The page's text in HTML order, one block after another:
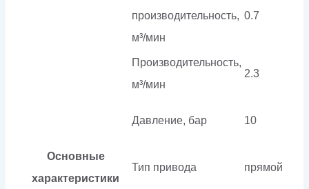
Основные
характеристики
производительность,
м³/мин
0.7
Производительность,
м³/мин
2.3
Давление, бар 10
Тип привода прямой